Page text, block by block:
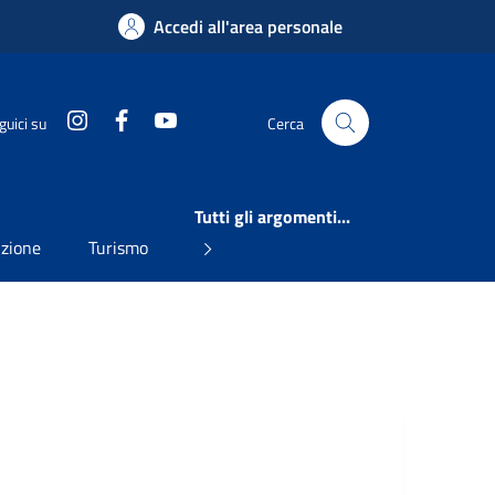
Accedi all'area personale
su InstagramFacebook Cerca
Turismo
Tutti gli argomenti...